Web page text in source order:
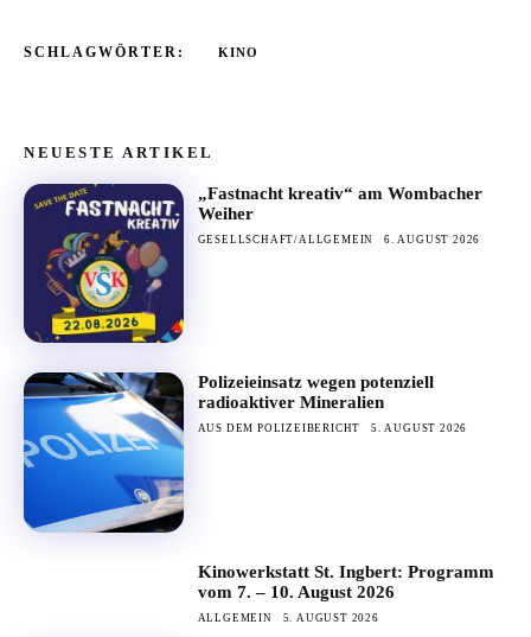
SCHLAGWÖRTER: KINO
NEUESTE ARTIKEL
„Fastnacht kreativ“ am Wombacher
Weiher
GESELLSCHAFT/ALLGEMEIN 6. AUGUST 2026
Polizeieinsatz wegen potenziell
radioaktiver Mineralien
AUS DEM POLIZEIBERICHT 5. AUGUST 2026
Kinowerkstatt St. Ingbert: Programm
vom 7. – 10. August 2026
ALLGEMEIN 5. AUGUST 2026